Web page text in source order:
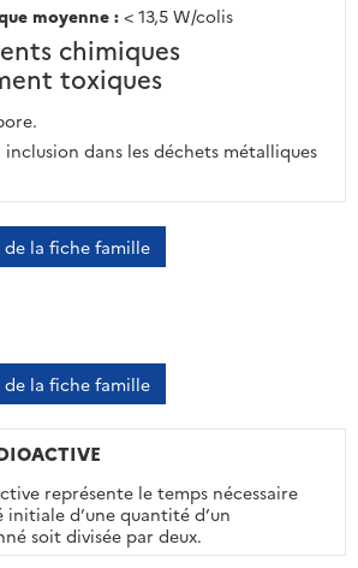
moyenne :< 13,5 W/colis
chimiques
toxiques
dans les déchets métalliques
de la fiche famille
de la fiche famille
représente le temps nécessaire
initiale d’une quantité d’un
soit divisée par deux.